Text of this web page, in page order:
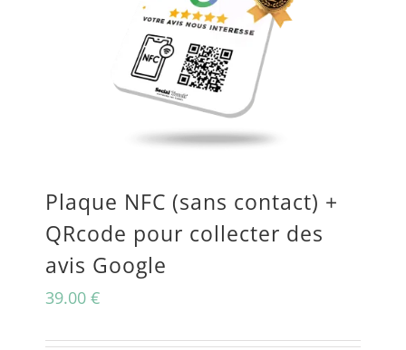
plusieurs
variations.
Les
options
peuvent
choisies
sur
la
du
Plaque NFC (sans contact) +
QRcode pour collecter des
avis Google
39.00 €